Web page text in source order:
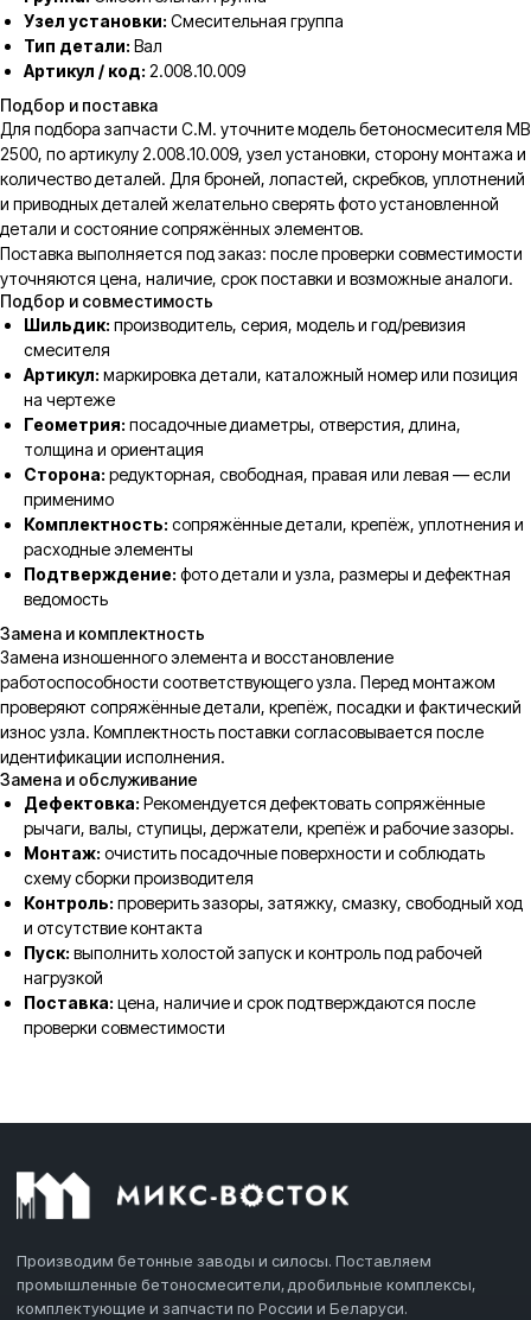
Узел установки: Смесительная группа
Тип детали: Вал
Артикул / код: 2.008.10.009
Подбор и поставка
Для подбора запчасти C.M. уточните модель бетоносмесителя MB
2500, по артикулу 2.008.10.009, узел установки, сторону монтажа и
количество деталей. Для броней, лопастей, скребков, уплотнений
и приводных деталей желательно сверять фото установленной
детали и состояние сопряжённых элементов.
Поставка выполняется под заказ: после проверки совместимости
уточняются цена, наличие, срок поставки и возможные аналоги.
Подбор и совместимость
Шильдик: производитель, серия, модель и год/ревизия
смесителя
Артикул: маркировка детали, каталожный номер или позиция
на чертеже
Геометрия: посадочные диаметры, отверстия, длина,
толщина и ориентация
Сторона: редукторная, свободная, правая или левая — если
применимо
Комплектность: сопряжённые детали, крепёж, уплотнения и
расходные элементы
Подтверждение: фото детали и узла, размеры и дефектная
ведомость
Замена и комплектность
Замена изношенного элемента и восстановление
работоспособности соответствующего узла. Перед монтажом
проверяют сопряжённые детали, крепёж, посадки и фактический
износ узла. Комплектность поставки согласовывается после
идентификации исполнения.
Замена и обслуживание
Дефектовка: Рекомендуется дефектовать сопряжённые
рычаги, валы, ступицы, держатели, крепёж и рабочие зазоры.
Монтаж: очистить посадочные поверхности и соблюдать
схему сборки производителя
Контроль: проверить зазоры, затяжку, смазку, свободный ход
и отсутствие контакта
Пуск: выполнить холостой запуск и контроль под рабочей
нагрузкой
Поставка: цена, наличие и срок подтверждаются после
проверки совместимости
Производим бетонные заводы и силосы. Поставляем
промышленные бетоносмесители, дробильные комплексы,
комплектующие и запчасти по России и Беларуси.